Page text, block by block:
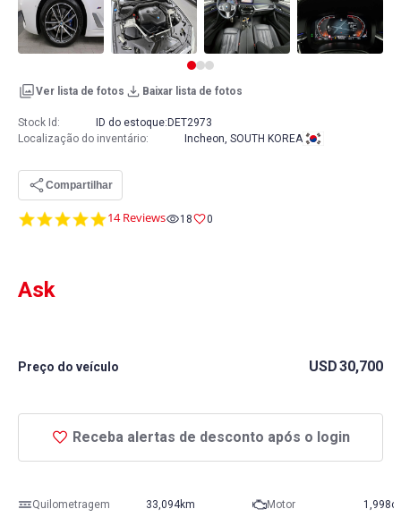
Ver lista de fotos Baixar lista de fotos
5.0
14 Reviews 18 0
Ask
Preço do veículo USD30,700
Receba alertas de desconto após o login
Quilometragem 33,094km Motor
Stock Id: ID do estoque: DET2973
Localização do inventário: Incheon, SOUTH KOREA
Compartilhar